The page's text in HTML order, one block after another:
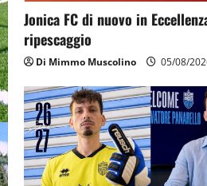
Jonica FC di nuovo in
ripescaggio
Di Mimmo Muscolino 05/08/